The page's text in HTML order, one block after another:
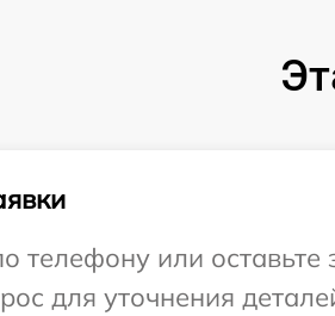
телефону или
для уточнения